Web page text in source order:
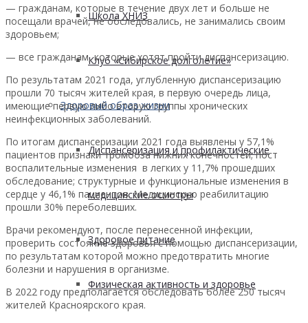
Школа ХНИЗ
Клуб «Сибирское долголетие»
Здоровый образ жизни
Диспансеризация и профилактические
медицинские осмотры
Здоровое питание
Физическая активность и здоровье
— гражданам, которые в течение двух лет и больше не
посещали врачей, не обследовались, не занимались своим
здоровьем;
— все гражданам, которые хотят пройти диспансеризацию.
По результатам 2021 года, углубленную диспансеризацию
прошли 70 тысяч жителей края, в первую очередь лица,
имеющие первую либо вторую группы хронических
неинфекционных заболеваний.
По итогам диспансеризации 2021 года выявлены у 57,1%
пациентов признаки тромбоза нижних конечностей; пост
воспалительные изменения в легких у 11,7% прошедших
обследование; структурные и функциональные изменения в
сердце у 46,1% пациентов. Медицинскую реабилитацию
прошли 30% переболевших.
Врачи рекомендуют, после перенесенной инфекции,
проверить состояние здоровья с помощью диспансеризации,
по результатам которой можно предотвратить многие
болезни и нарушения в организме.
В 2022 году предполагается обследовать более 250 тысяч
жителей Красноярского края.